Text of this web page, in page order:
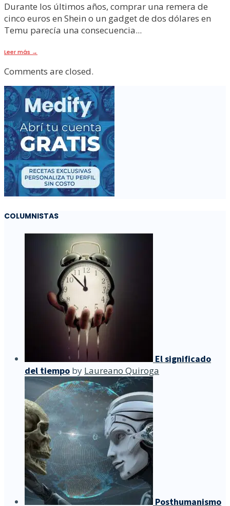
Durante los últimos años, comprar una remera de
cinco euros en Shein o un gadget de dos dólares en
Temu parecía una consecuencia...
Leer más →
Comments are closed.
COLUMNISTAS
El significado
del tiempo by Laureano Quiroga
Posthumanismo